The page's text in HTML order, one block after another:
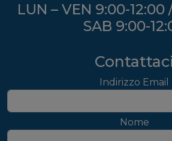
LUN – VEN 9:00-12:00
SAB 9:00-
Contattaci
Indirizzo Email
Nome